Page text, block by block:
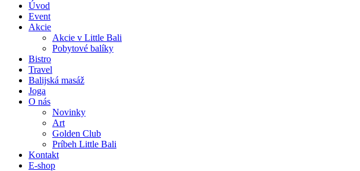
Úvod
Event
Akcie
Akcie v Little Bali
Pobytové balíky
Bistro
Travel
Balijská masáž
Joga
O nás
Novinky
Art
Golden Club
Príbeh Little Bali
Kontakt
E-shop